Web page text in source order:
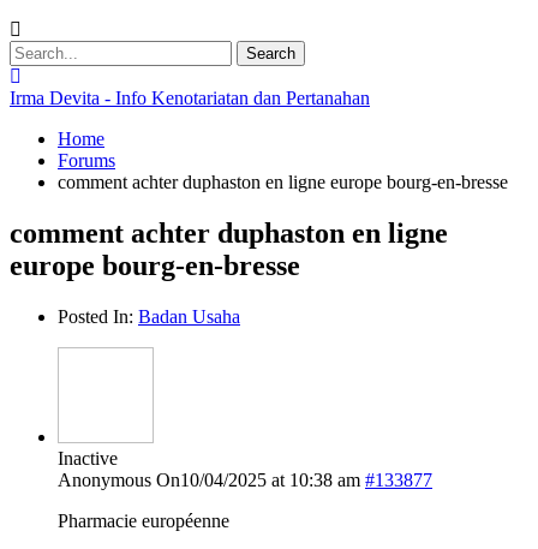
Irma Devita - Info Kenotariatan dan Pertanahan
Home
Forums
comment achter duphaston en ligne europe bourg-en-bresse
comment achter duphaston en ligne
europe bourg-en-bresse
Posted In: Badan Usaha
Inactive
Anonymous On10/04/2025 at 10:38 am #133877
Pharmacie européenne